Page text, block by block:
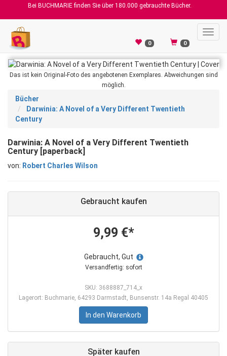
Bei BUCHMARIE finden Sie über 180.000 gebrauchte Bücher.
0 0
Das ist kein Original-Foto des angebotenen Exemplares. Abweichungen sind
möglich.
Bücher
Darwinia: A Novel of a Very Different Twentieth
Century
Darwinia: A Novel of a Very Different Twentieth
Century [paperback]
von: Robert Charles Wilson
Gebraucht kaufen
9,99 €*
Gebraucht, Gut
Versandfertig: sofort
SKU: 3688887_714_x
Lagerort: Buchmarie, 64293 Darmstadt, Bunsenstr. 14a Regal 40405
In den Warenkorb
Später kaufen